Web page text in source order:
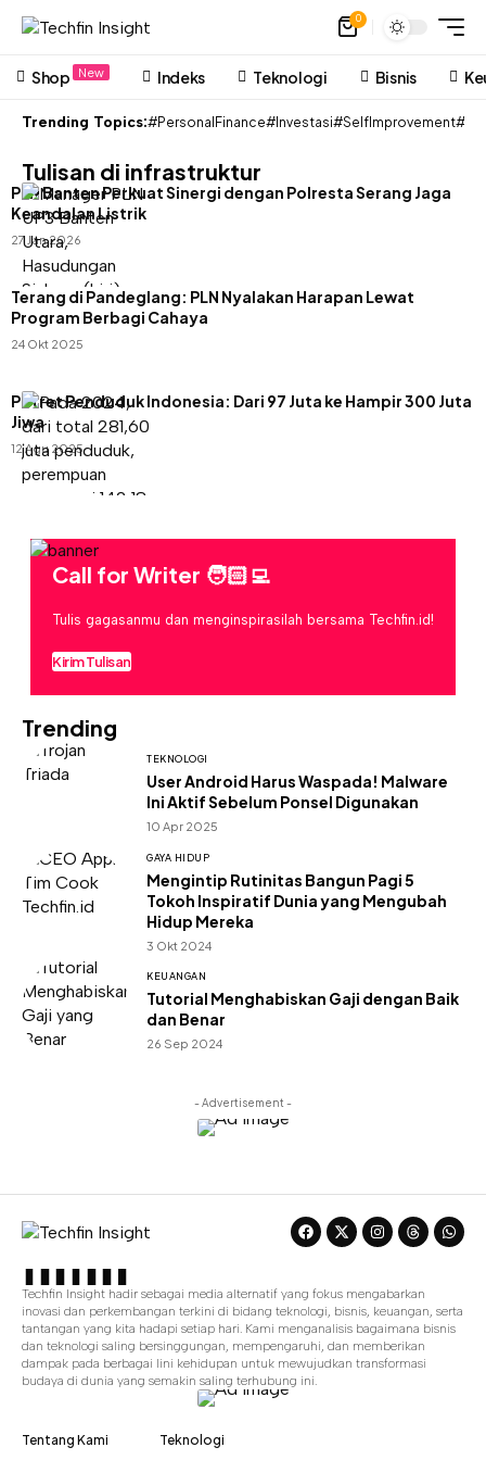
0
Shop New Indeks Teknologi Bisnis
Trending Topics:#PersonalFinance#Investasi#SelfImprovement
Tulisan di infrastruktur
PLN Banten Perkuat Sinergi dengan Polresta Serang Jaga
Keandalan Listrik
27 Jan 2026
Terang di Pandeglang: PLN Nyalakan Harapan Lewat
Program Berbagi Cahaya
24 Okt 2025
Potret Penduduk Indonesia: Dari 97 Juta ke Hampir 300 Juta
Jiwa
12 Agu 2025
Call for Writer 🧑🏻‍💻
Tulis gagasanmu dan menginspirasilah bersama Techfin.id!
Kirim Tulisan
Trending
TEKNOLOGI
User Android Harus Waspada! Malware
Ini Aktif Sebelum Ponsel Digunakan
10 Apr 2025
GAYA HIDUP
Mengintip Rutinitas Bangun Pagi 5
Tokoh Inspiratif Dunia yang Mengubah
Hidup Mereka
3 Okt 2024
KEUANGAN
Tutorial Menghabiskan Gaji dengan Baik
dan Benar
26 Sep 2024
- Advertisement -
Techfin Insight hadir sebagai media alternatif yang fokus mengabarkan
inovasi dan perkembangan terkini di bidang teknologi, bisnis, keuangan, serta
tantangan yang kita hadapi setiap hari. Kami menganalisis bagaimana bisnis
dan teknologi saling bersinggungan, mempengaruhi, dan memberikan
dampak pada berbagai lini kehidupan untuk mewujudkan transformasi
budaya di dunia yang semakin saling terhubung ini.
Tentang Kami Teknologi